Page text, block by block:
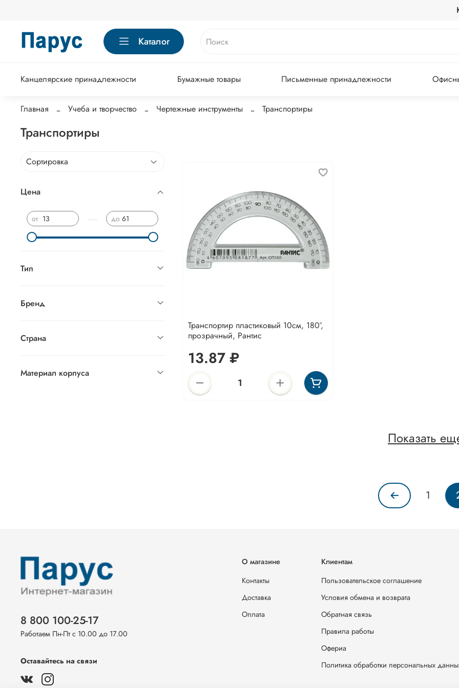
Каталог
Канцелярские принадлежности Бумажные товары Письменные принадлежности
Главная Учеба и творчество Чертежные инструменты Транспортиры
Транспортиры
Транспортир пластиковый 10см, 180°,
прозрачный, Рантис
13.87 ₽
Показать
1
Цена
от до
Тип
Бренд
Страна
Материал корпуса
О магазине
Контакты
Доставка
Оплата
Клиентам
Пользовательское соглашение
Условия обмена и возврата
Обратная связь
Правила работы
Офериа
Политика обработки персональных
8 800 100-25-17
Работаем Пн-Пт с 10.00 до 17.00
Оставайтесь на связи